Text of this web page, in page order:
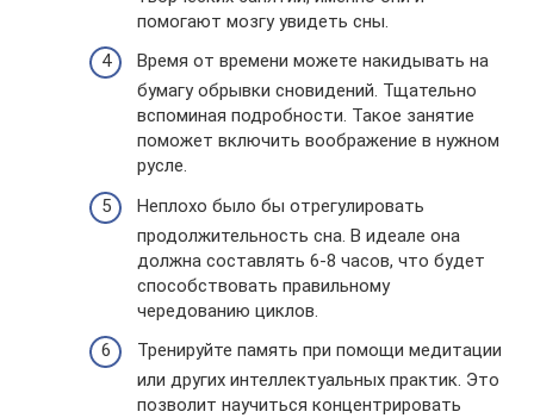
помогают мозгу увидеть сны.
Время от времени можете накидывать на
бумагу обрывки сновидений. Тщательно
вспоминая подробности. Такое занятие
поможет включить воображение в нужном
русле.
Неплохо было бы отрегулировать
продолжительность сна. В идеале она
должна составлять 6-8 часов, что будет
способствовать правильному
чередованию циклов.
Тренируйте память при помощи медитации
или других интеллектуальных практик. Это
позволит научиться концентрировать